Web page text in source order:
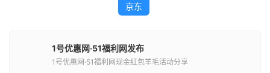
京东
1号优惠网·51福利网发布
1号优惠网·51福利网现金红包羊毛活动分享